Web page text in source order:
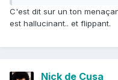
C'est dit sur un ton
est hallucinant.. et flippant.
Nick de Cusa